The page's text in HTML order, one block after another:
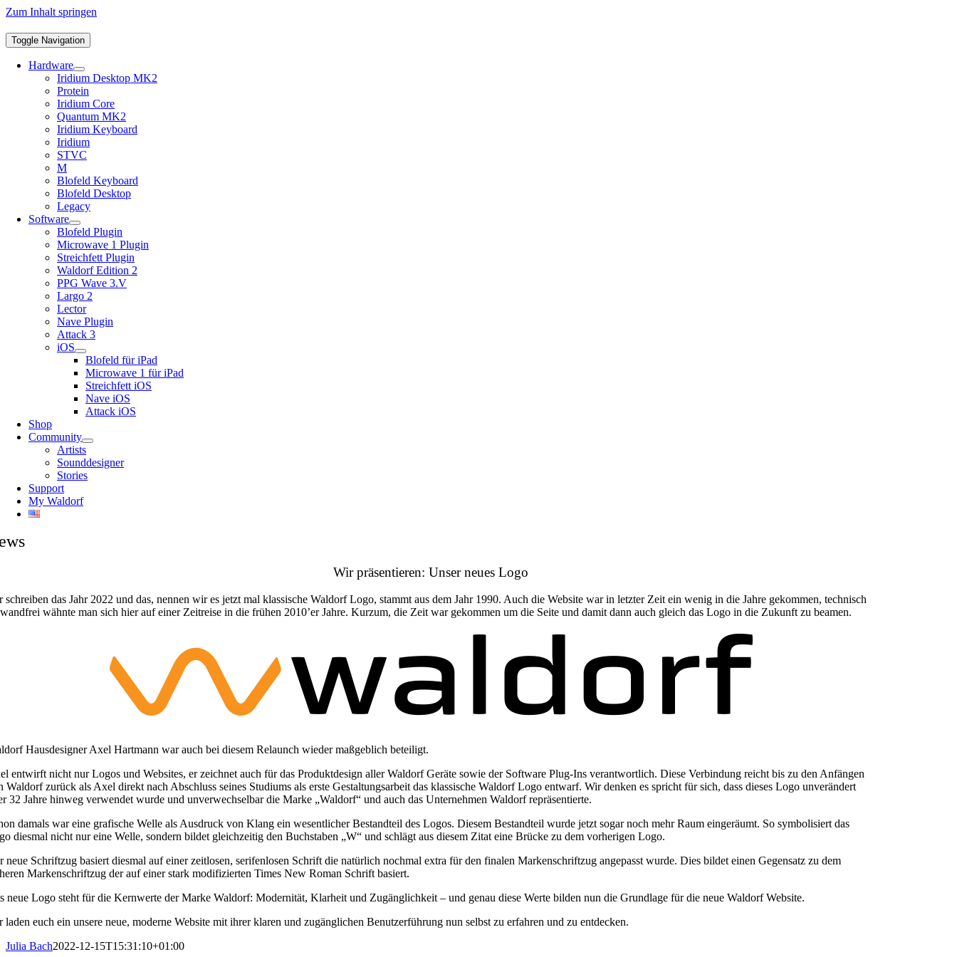
Zum Inhalt springen
Toggle Navigation
Hardware
Iridium Desktop MK2
Protein
Iridium Core
Quantum MK2
Iridium Keyboard
Iridium
STVC
M
Blofeld Keyboard
Blofeld Desktop
Legacy
Software
Blofeld Plugin
Microwave 1 Plugin
Streichfett Plugin
Waldorf Edition 2
PPG Wave 3.V
Largo 2
Lector
Nave Plugin
Attack 3
iOS
Blofeld für iPad
Microwave 1 für iPad
Streichfett iOS
Nave iOS
Attack iOS
Shop
Community
Artists
Sounddesigner
Stories
Support
My Waldorf
Wir präsentieren: Unser neues Logo
schreiben das Jahr 2022 und das, nennen wir es jetzt mal klassische Waldorf Logo, stammt aus dem Jahr 1990. Auch die Website war in letzter Zeit ein wenig in die Jahre gekommen, technisch
wähnte man sich hier auf einer Zeitreise in die frühen 2010’er Jahre. Kurzum, die Zeit war gekommen um die Seite und damit dann auch gleich das Logo in die Zukunft zu beamen.
Hausdesigner Axel Hartmann war auch bei diesem Relaunch wieder maßgeblich beteiligt.
entwirft nicht nur Logos und Websites, er zeichnet auch für das Produktdesign aller Waldorf Geräte sowie der Software Plug-Ins verantwortlich. Diese Verbindung reicht bis zu den Anfängen
Waldorf zurück als Axel direkt nach Abschluss seines Studiums als erste Gestaltungsarbeit das klassische Waldorf Logo entwarf. Wir denken es spricht für sich, dass dieses Logo unverändert
32 Jahre hinweg verwendet wurde und unverwechselbar die Marke „Waldorf“ und auch das Unternehmen Waldorf repräsentierte.
damals war eine grafische Welle als Ausdruck von Klang ein wesentlicher Bestandteil des Logos. Diesem Bestandteil wurde jetzt sogar noch mehr Raum eingeräumt. So symbolisiert das
diesmal nicht nur eine Welle, sondern bildet gleichzeitig den Buchstaben „W“ und schlägt aus diesem Zitat eine Brücke zu dem vorherigen Logo.
neue Schriftzug basiert diesmal auf einer zeitlosen, serifenlosen Schrift die natürlich nochmal extra für den finalen Markenschriftzug angepasst wurde. Dies bildet einen Gegensatz zu dem
Markenschriftzug der auf einer stark modifizierten Times New Roman Schrift basiert.
neue Logo steht für die Kernwerte der Marke Waldorf: Modernität, Klarheit und Zugänglichkeit – und genau diese Werte bilden nun die Grundlage für die neue Waldorf Website.
laden euch ein unsere neue, moderne Website mit ihrer klaren und zugänglichen Benutzerführung nun selbst zu erfahren und zu entdecken.
Julia Bach2022-12-15T15:31:10+01:00